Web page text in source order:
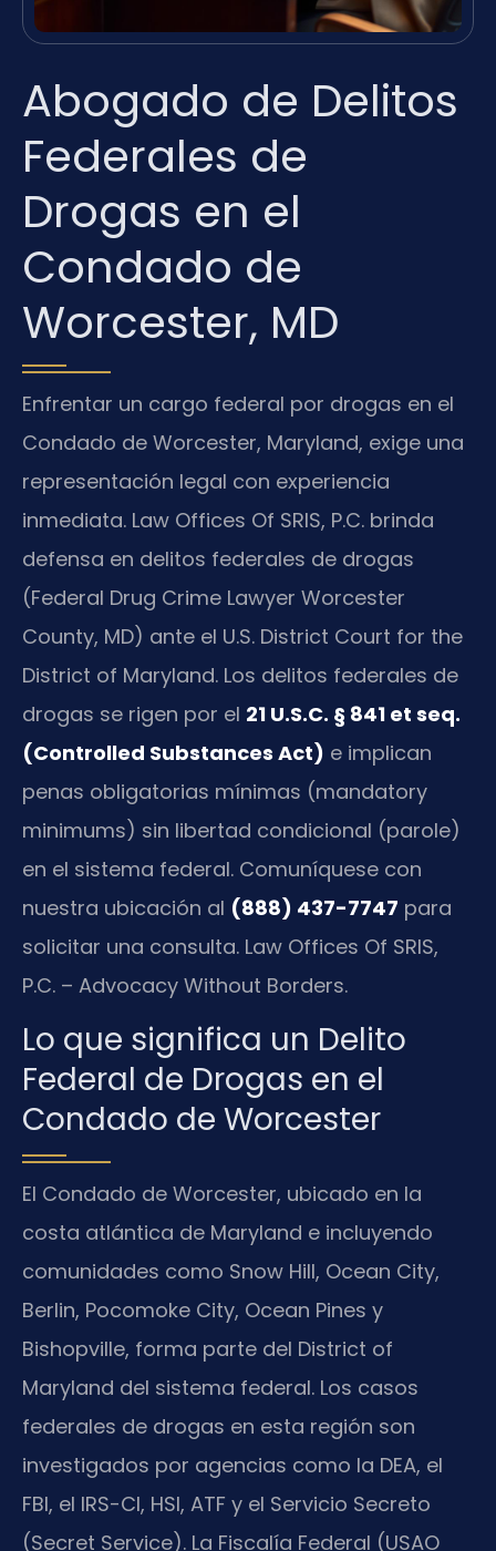
Abogado de Delitos
Federales de
Drogas en el
Condado de
Worcester, MD
Enfrentar un cargo federal por drogas en el
Condado de Worcester, Maryland, exige una
representación legal con experiencia
inmediata. Law Offices Of SRIS, P.C. brinda
defensa en delitos federales de drogas
(Federal Drug Crime Lawyer Worcester
County, MD) ante el U.S. District Court for the
District of Maryland. Los delitos federales de
drogas se rigen por el 21 U.S.C. § 841 et seq.
(Controlled Substances Act) e implican
penas obligatorias mínimas (mandatory
minimums) sin libertad condicional (parole)
en el sistema federal. Comuníquese con
nuestra ubicación al (888) 437-7747 para
solicitar una consulta. Law Offices Of SRIS,
P.C. – Advocacy Without Borders.
Lo que significa un Delito
Federal de Drogas en el
Condado de Worcester
El Condado de Worcester, ubicado en la
costa atlántica de Maryland e incluyendo
comunidades como Snow Hill, Ocean City,
Berlin, Pocomoke City, Ocean Pines y
Bishopville, forma parte del District of
Maryland del sistema federal. Los casos
federales de drogas en esta región son
investigados por agencias como la DEA, el
FBI, el IRS-CI, HSI, ATF y el Servicio Secreto
(Secret Service). La Fiscalía Federal (USAO